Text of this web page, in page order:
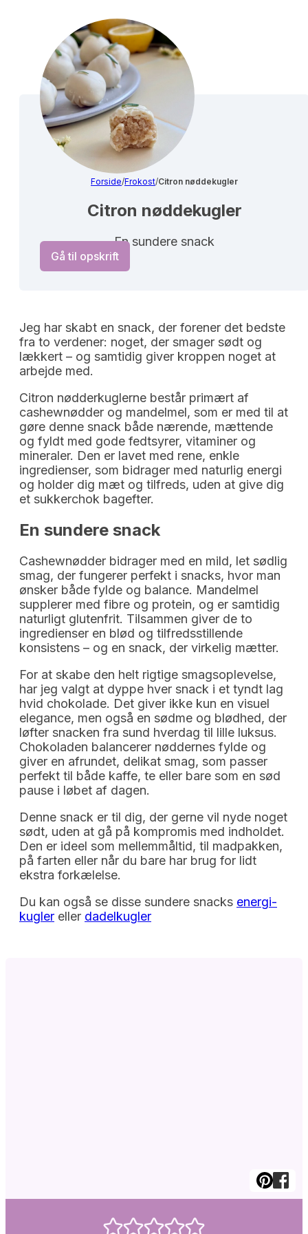
Forside/Frokost/Citron nøddekugler
Citron nøddekugler
En sundere snack
Gå til opskrift
Jeg har skabt en snack, der forener det bedste
fra to verdener: noget, der smager sødt og
lækkert – og samtidig giver kroppen noget at
arbejde med.
Citron nødderkuglerne består primært af
cashewnødder og mandelmel, som er med til at
gøre denne snack både nærende, mættende
og fyldt med gode fedtsyrer, vitaminer og
mineraler. Den er lavet med rene, enkle
ingredienser, som bidrager med naturlig energi
og holder dig mæt og tilfreds, uden at give dig
et sukkerchok bagefter.
En sundere snack
Cashewnødder bidrager med en mild, let sødlig
smag, der fungerer perfekt i snacks, hvor man
ønsker både fylde og balance. Mandelmel
supplerer med fibre og protein, og er samtidig
naturligt glutenfrit. Tilsammen giver de to
ingredienser en blød og tilfredsstillende
konsistens – og en snack, der virkelig mætter.
For at skabe den helt rigtige smagsoplevelse,
har jeg valgt at dyppe hver snack i et tyndt lag
hvid chokolade. Det giver ikke kun en visuel
elegance, men også en sødme og blødhed, der
løfter snacken fra sund hverdag til lille luksus.
Chokoladen balancerer nøddernes fylde og
giver en afrundet, delikat smag, som passer
perfekt til både kaffe, te eller bare som en sød
pause i løbet af dagen.
Denne snack er til dig, der gerne vil nyde noget
sødt, uden at gå på kompromis med indholdet.
Den er ideel som mellemmåltid, til madpakken,
på farten eller når du bare har brug for lidt
ekstra forkælelse.
Du kan også se disse sundere snacks energi-
kugler eller dadelkugler